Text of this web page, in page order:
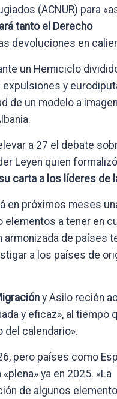
(ACNUR) para
tanto el Derecho
devoluciones en
un Hemiciclo
y
de un modelo a
a 27 el debate
Leyen quien formalizó
carta a los líderes de
en próximos meses
elementos a tener en
de países
a los países de
y Asilo recién
y eficaz», al tiempo
del calendario».
pero países como
ya en 2025. «La
de algunos